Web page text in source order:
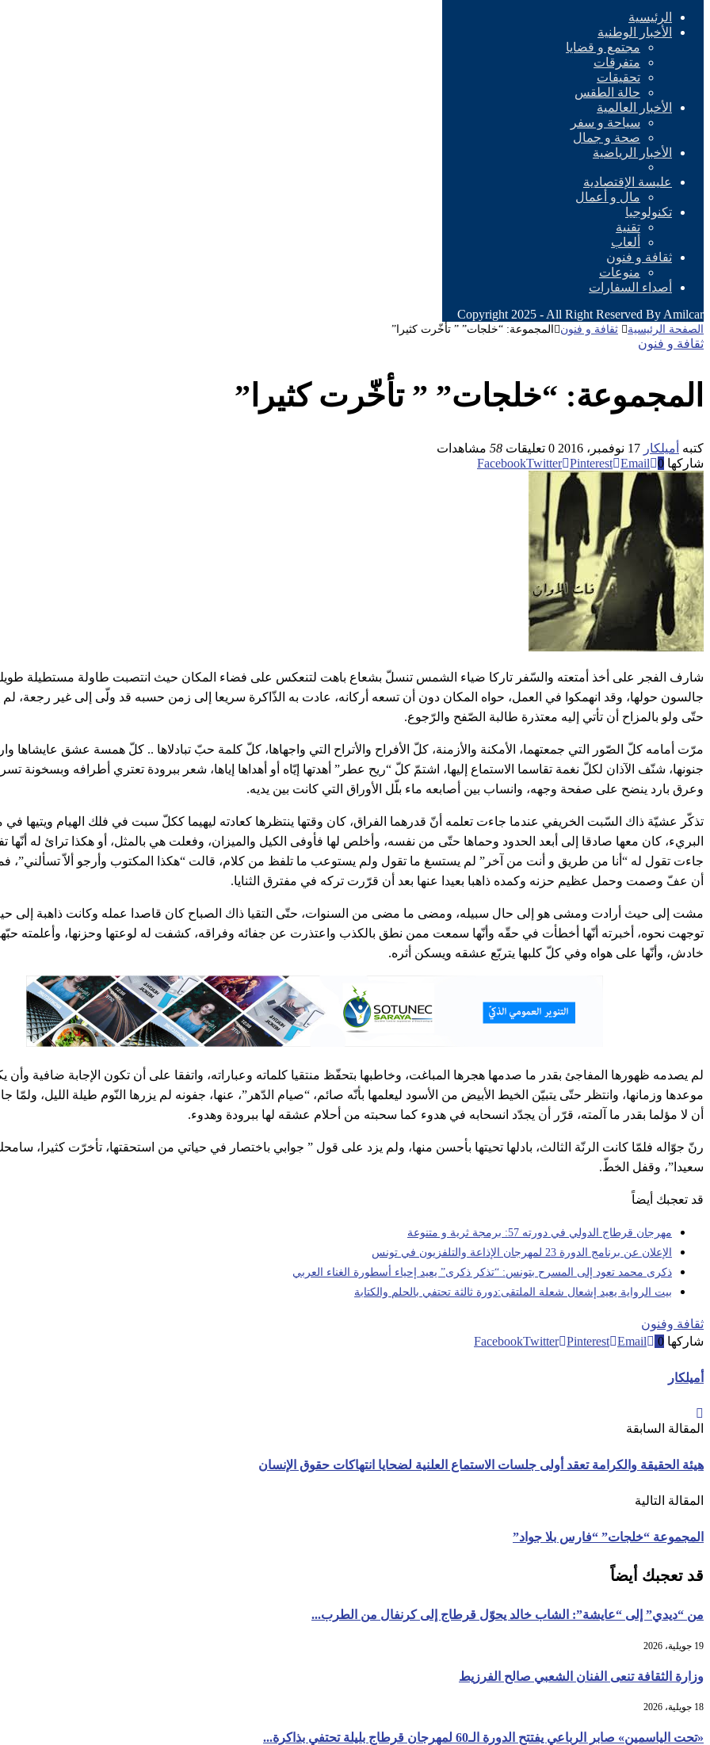
الرئيسية
الأخبار الوطنية
مجتمع و قضايا
متفرقات
تحقيقات
حالة الطقس
الأخبار العالمية
سياحة و سفر
صحة و جمال
الأخبار الرياضية
عليسة الإقتصادية
مال و أعمال
تكنولوجيا
تقنية
ألعاب
ثقافة و فنون
منوعات
أصداء السفارات
Copyright 2025 - All Right Reserved By Amilcar
الصفحة الرئيسية ثقافة و فنون المجموعة: “خلجات” ” تأخّرت كثيرا”
ثقافة و فنون
المجموعة: “خلجات” ” تأخّرت كثيرا”
كتبه أميلكار 17 نوفمبر، 2016 0 تعليقات 58 مشاهدات
شاركها 0
FacebookTwitter Pinterest Email
شارف الفجر على أخذ أمتعته والسّفر تاركا ضياء الشمس تنسلّ بشعاع باهت لتنعكس على فضاء المكان حيث انتصبت طاولة مستطيلة
جالسون حولها، وقد انهمكوا في العمل، حواه المكان دون أن تسعه أركانه، عادت به الذّاكرة سريعا إلى زمن حسبه قد ولّى إلى غير رجعة، لم
حتّى ولو بالمزاح أن تأتي إليه معتذرة طالبة الصّفح والرّجوع.
مرّت أمامه كلّ الصّور التي جمعتهما، الأمكنة والأزمنة، كلّ الأفراح والأتراح التي واجهاها، كلّ كلمة حبّ تبادلاها .. كلّ همسة عشق عايشاها
جنونها، شنّف الآذان لكلّ نغمة تقاسما الاستماع إليها، اشتمّ كلّ “ريح عطر” أهدتها إيّاه أو أهداها إياها، شعر ببرودة تعتري أطرافه وبسخونة
وعرق بارد ينضح على صفحة وجهه، وانساب بين أصابعه ماء بلّل الأوراق التي كانت بين يديه.
تذكّر عشيّة ذاك السّبت الخريفي عندما جاءت تعلمه أنّ قدرهما الفراق، كان وقتها ينتظرها كعادته ليهيما ككلّ سبت في فلك الهيام ويتيها
البريء، كان معها صادقا إلى أبعد الحدود وحماها حتّى من نفسه، وأخلص لها فأوفى الكيل والميزان، وفعلت هي بالمثل، أو هكذا ترائ له أنّها
جاءت تقول له “أنا من طريق و أنت من آخر” لم يستسغ ما تقول ولم يستوعب ما تلفظ من كلام، قالت “هكذا المكتوب وأرجو ألاّ تسألني”،
أن عفّ وصمت وحمل عظيم حزنه وكمده ذاهبا بعيدا عنها بعد أن قرّرت تركه في مفترق الثنايا.
مشت إلى حيث أرادت ومشى هو إلى حال سبيله، ومضى ما مضى من السنوات، حتّى التقيا ذاك الصباح كان قاصدا عمله وكانت ذاهبة إلى
توجهت نحوه، أخبرته أنّها أخطأت في حقّه وأنّها سمعت ممن نطق بالكذب واعتذرت عن جفائه وفراقه، كشفت له لوعتها وحزنها، وأعلمته
خادش، وأنّها على هواه وفي كلّ كلبها يتربّع عشقه ويسكن أثره.
لم يصدمه ظهورها المفاجئ بقدر ما صدمها هجرها المباغت، وخاطبها بتحفّظ منتقيا كلماته وعباراته، واتفقا على أن تكون الإجابة ضافية وأن
موعدها وزمانها، وانتظر حتّى يتبيّن الخيط الأبيض من الأسود ليعلمها بأنّه صائم، “صيام الدّهر”، عنها، جفونه لم يزرها النّوم طيلة الليل، ولمّا
أن لا مؤلما بقدر ما آلمته، قرّر أن يجدّد انسحابه في هدوء كما سحبته من أحلام عشقه لها ببرودة وهدوء.
رنّ جوّاله فلمّا كانت الرنّة الثالث، بادلها تحيتها بأحسن منها، ولم يزد على قول ” جوابي باختصار في حياتي من استحقتها، تأخرّت كثيرا،
سعيدا”، وقفل الخطّ.
قد تعجبك أيضاً
مهرجان قرطاج الدولي في دورته 57: برمجة ثرية و متنوعة
الإعلان عن برنامج الدورة 23 لمهرجان الإذاعة والتلفزيون في تونس
ذكرى محمد تعود إلى المسرح بتونس: “تذكر ذكرى” يعيد إحياء أسطورة الغناء العربي
بيت الرواية يعيد إشعال شعلة الملتقى:دورة ثالثة تحتفي بالحلم والكتابة
ثقافة وفنون
شاركها 0
FacebookTwitter Pinterest Email
أميلكار
المقالة السابقة
هيئة الحقيقة والكرامة تعقد أولى جلسات الاستماع العلنية لضحايا انتهاكات حقوق الإنسان
المقالة التالية
المجموعة “خلجات” “فارس بلا جواد”
قد تعجبك أيضاً
من “ديدي” إلى “عايشة”: الشاب خالد يحوّل قرطاج إلى كرنفال من الطرب...
19 جويلية، 2026
وزارة الثقافة تنعى الفنان الشعبي صالح الفرزيط
18 جويلية، 2026
«تحت الياسمين» صابر الرباعي يفتتح الدورة الـ60 لمهرجان قرطاج بليلة تحتفي بذاكرة...